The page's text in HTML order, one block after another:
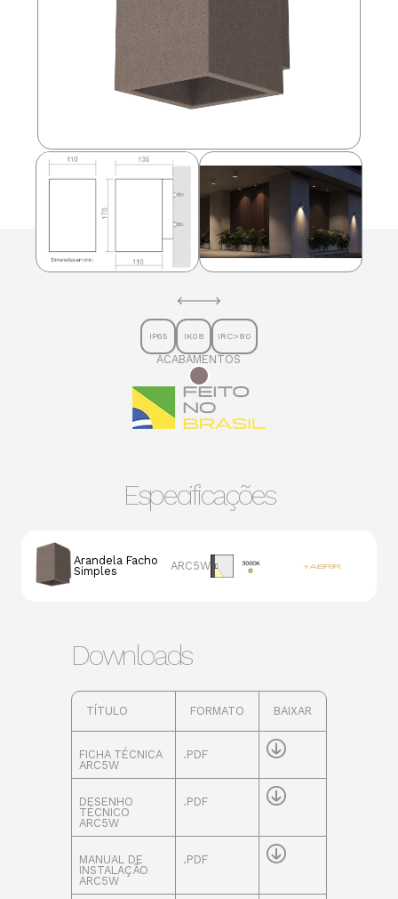
IP65 IK08 IRC>80
ACABAMENTOS
Especificações
Arandela Facho
Simples
ARC5W + ABRIR
Downloads
TÍTULO FORMATO BAIXAR
FICHA TÉCNICA
ARC5W
.PDF
DESENHO
TÉCNICO
ARC5W
.PDF
MANUAL DE
INSTALAÇÃO
ARC5W
.PDF